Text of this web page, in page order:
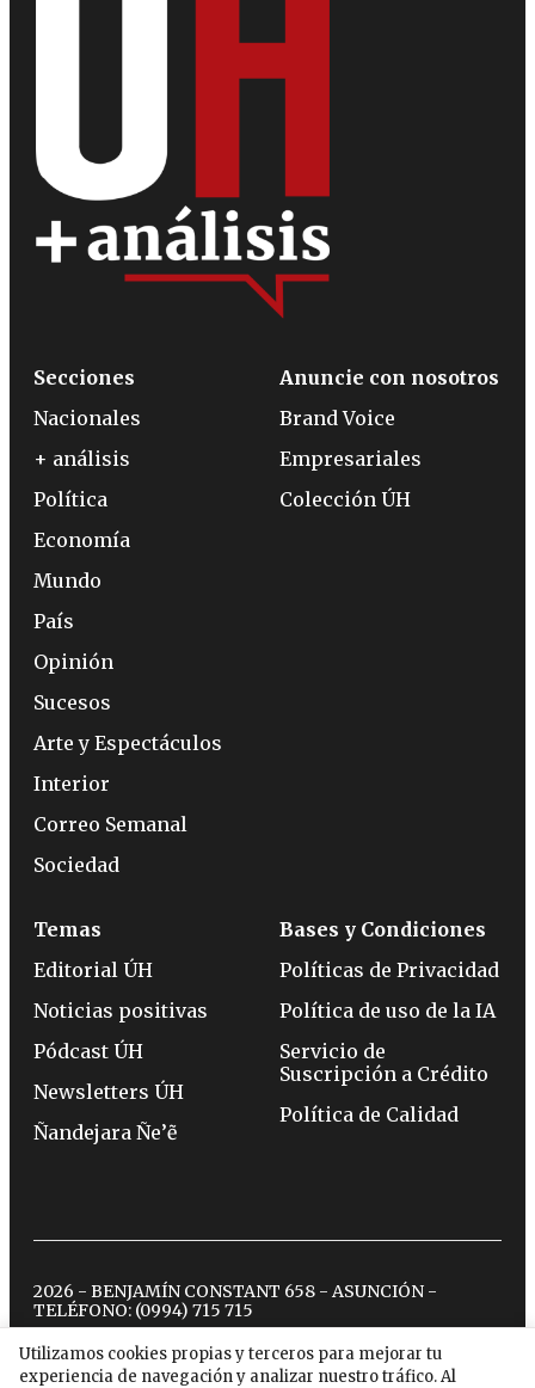
Utilizamos cookies propias y terceros para mejorar tu
experiencia de navegación y analizar nuestro tráfico. Al
Secciones
Nacionales
+ análisis
Política
Economía
Mundo
País
Opinión
Sucesos
Arte y Espectáculos
Interior
Correo Semanal
Sociedad
Anuncie con nosotros
Brand Voice
Empresariales
Colección ÚH
Temas
Editorial ÚH
Noticias positivas
Pódcast ÚH
Newsletters ÚH
Ñandejara Ñe’ẽ
Bases y Condiciones
Políticas de Privacidad
Política de uso de la IA
Servicio de
Suscripción a Crédito
Política de Calidad
2026 - BENJAMÍN CONSTANT 658 - ASUNCIÓN -
TELÉFONO: (0994) 715 715